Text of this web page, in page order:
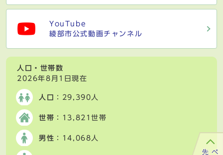
YouTube
綾部市公式動画チャンネル
人口・世帯数
2026年8月1日現在
人口 ：29,390人
世帯 ：13,821世帯
男性 ：14,068人